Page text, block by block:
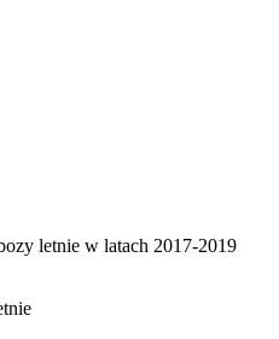
letnie w latach 2017-2019